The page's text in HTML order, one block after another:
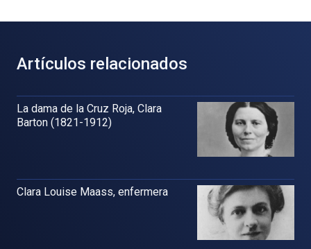
Artículos relacionados
La dama de la Cruz Roja, Clara
Barton (1821-1912)
Clara Louise Maass, enfermera